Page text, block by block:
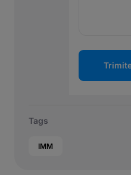
Tags
IMM